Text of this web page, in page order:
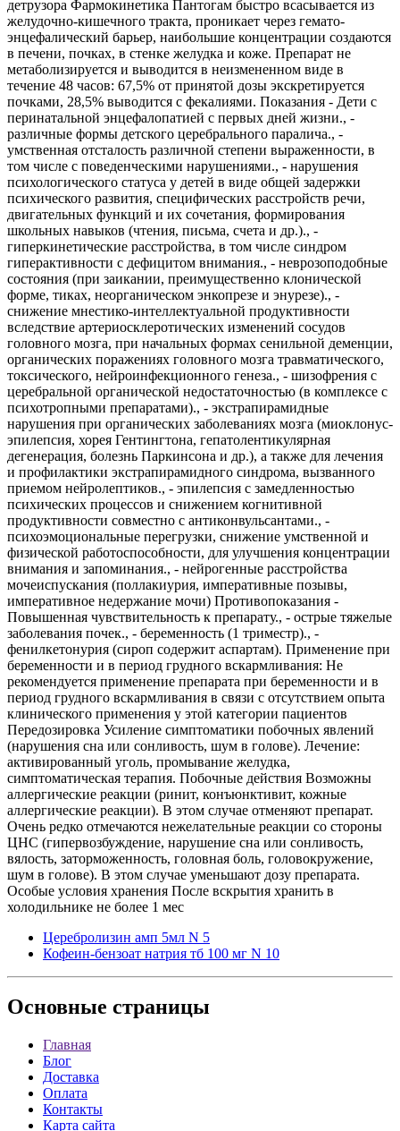
детрузора Фармокинетика Пантогам быстро всасывается из
желудочно-кишечного тракта, проникает через гемато-
энцефалический барьер, наибольшие концентрации создаются
в печени, почках, в стенке желудка и коже. Препарат не
метаболизируется и выводится в неизмененном виде в
течение 48 часов: 67,5% от принятой дозы экскретируется
почками, 28,5% выводится с фекалиями. Показания - Дети с
перинатальной энцефалопатией с первых дней жизни., -
различные формы детского церебрального паралича., -
умственная отсталость различной степени выраженности, в
том числе с поведенческими нарушениями., - нарушения
психологического статуса у детей в виде общей задержки
психического развития, специфических расстройств речи,
двигательных функций и их сочетания, формирования
школьных навыков (чтения, письма, счета и др.)., -
гиперкинетические расстройства, в том числе синдром
гиперактивности с дефицитом внимания., - неврозоподобные
состояния (при заикании, преимущественно клонической
форме, тиках, неорганическом энкопрезе и энурезе)., -
снижение мнестико-интеллектуальной продуктивности
вследствие артериосклеротических изменений сосудов
головного мозга, при начальных формах сенильной деменции,
органических поражениях головного мозга травматического,
токсического, нейроинфекционного генеза., - шизофрения с
церебральной органической недостаточностью (в комплексе с
психотропными препаратами)., - экстрапирамидные
нарушения при органических заболеваниях мозга (миоклонус-
эпилепсия, хорея Гентингтона, гепатолентикулярная
дегенерация, болезнь Паркинсона и др.), а также для лечения
и профилактики экстрапирамидного синдрома, вызванного
приемом нейролептиков., - эпилепсия с замедленностью
психических процессов и снижением когнитивной
продуктивности совместно с антиконвульсантами., -
психоэмоциональные перегрузки, снижение умственной и
физической работоспособности, для улучшения концентрации
внимания и запоминания., - нейрогенные расстройства
мочеиспускания (поллакиурия, императивные позывы,
императивное недержание мочи) Противопоказания -
Повышенная чувствительность к препарату., - острые тяжелые
заболевания почек., - беременность (1 триместр)., -
фенилкетонурия (сироп содержит аспартам). Применение при
беременности и в период грудного вскармливания: Не
рекомендуется применение препарата при беременности и в
период грудного вскармливания в связи с отсутствием опыта
клинического применения у этой категории пациентов
Передозировка Усиление симптоматики побочных явлений
(нарушения сна или сонливость, шум в голове). Лечение:
активированный уголь, промывание желудка,
симптоматическая терапия. Побочные действия Возможны
аллергические реакции (ринит, конъюнктивит, кожные
аллергические реакции). В этом случае отменяют препарат.
Очень редко отмечаются нежелательные реакции со стороны
ЦНС (гипервозбуждение, нарушение сна или сонливость,
вялость, заторможенность, головная боль, головокружение,
шум в голове). В этом случае уменьшают дозу препарата.
Особые условия хранения После вскрытия хранить в
холодильнике не более 1 мес
Церебролизин амп 5мл N 5
Кофеин-бензоат натрия тб 100 мг N 10
Основные страницы
Главная
Блог
Доставка
Оплата
Контакты
Карта сайта